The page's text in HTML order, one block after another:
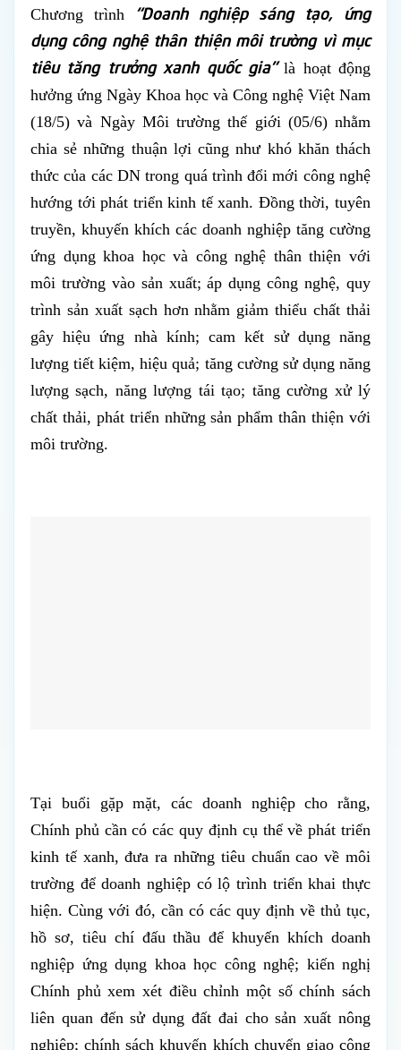
Chương trình “Doanh nghiệp sáng tạo, ứng
dụng công nghệ thân thiện môi trường vì mục
tiêu tăng trưởng xanh quốc gia”là hoạt động
hưởng ứng Ngày Khoa học và Công nghệ Việt Nam
(18/5) và Ngày Môi trường thế giới (05/6) nhằm
chia sẻ những thuận lợi cũng như khó khăn thách
thức của các DN trong quá trình đổi mới công nghệ
hướng tới phát triển kinh tế xanh. Đồng thời, tuyên
truyền, khuyến khích các doanh nghiệp tăng cường
ứng dụng khoa học và công nghệ thân thiện với
môi trường vào sản xuất; áp dụng công nghệ, quy
trình sản xuất sạch hơn nhằm giảm thiểu chất thải
gây hiệu ứng nhà kính; cam kết sử dụng năng
lượng tiết kiệm, hiệu quả; tăng cường sử dụng năng
lượng sạch, năng lượng tái tạo; tăng cường xử lý
chất thải, phát triển những sản phẩm thân thiện với
môi trường.
Tại buổi gặp mặt, các doanh nghiệp cho rằng,
Chính phủ cần có các quy định cụ thể về phát triển
kinh tế xanh, đưa ra những tiêu chuẩn cao về môi
trường để doanh nghiệp có lộ trình triển khai thực
hiện. Cùng với đó, cần có các quy định về thủ tục,
hồ sơ, tiêu chí đấu thầu để khuyến khích doanh
nghiệp ứng dụng khoa học công nghệ; kiến nghị
Chính phủ xem xét điều chỉnh một số chính sách
liên quan đến sử dụng đất đai cho sản xuất nông
nghiệp; chính sách khuyến khích chuyển giao công